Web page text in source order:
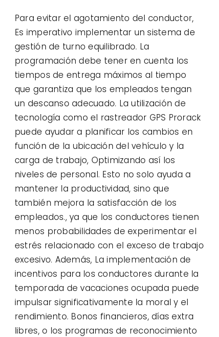
Para evitar el agotamiento del conductor,
Es imperativo implementar un sistema de
gestión de turno equilibrado. La
programación debe tener en cuenta los
tiempos de entrega máximos al tiempo
que garantiza que los empleados tengan
un descanso adecuado. La utilización de
tecnología como el rastreador GPS Prorack
puede ayudar a planificar los cambios en
función de la ubicación del vehículo y la
carga de trabajo, Optimizando así los
niveles de personal. Esto no solo ayuda a
mantener la productividad, sino que
también mejora la satisfacción de los
empleados., ya que los conductores tienen
menos probabilidades de experimentar el
estrés relacionado con el exceso de trabajo
excesivo. Además, La implementación de
incentivos para los conductores durante la
temporada de vacaciones ocupada puede
impulsar significativamente la moral y el
rendimiento. Bonos financieros, días extra
libres, o los programas de reconocimiento